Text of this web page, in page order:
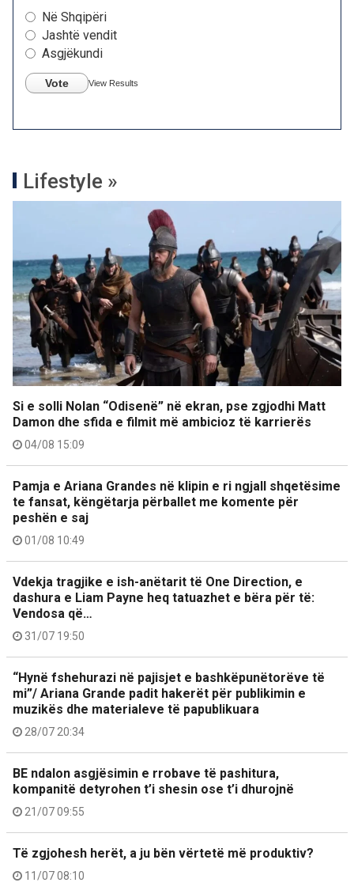
Në Shqipëri
Jashtë vendit
Asgjëkundi
Vote View Results
Lifestyle »
Si e solli Nolan “Odisenë” në ekran, pse zgjodhi Matt
Damon dhe sfida e filmit më ambicioz të karrierës
04/08 15:09
Pamja e Ariana Grandes në klipin e ri ngjall shqetësime
te fansat, këngëtarja përballet me komente për
peshën e saj
01/08 10:49
Vdekja tragjike e ish-anëtarit të One Direction, e
dashura e Liam Payne heq tatuazhet e bëra për të:
Vendosa që…
31/07 19:50
“Hynë fshehurazi në pajisjet e bashkëpunëtorëve të
mi”/ Ariana Grande padit hakerët për publikimin e
muzikës dhe materialeve të papublikuara
28/07 20:34
BE ndalon asgjësimin e rrobave të pashitura,
kompanitë detyrohen t’i shesin ose t’i dhurojnë
21/07 09:55
Të zgjohesh herët, a ju bën vërtetë më produktiv?
11/07 08:10